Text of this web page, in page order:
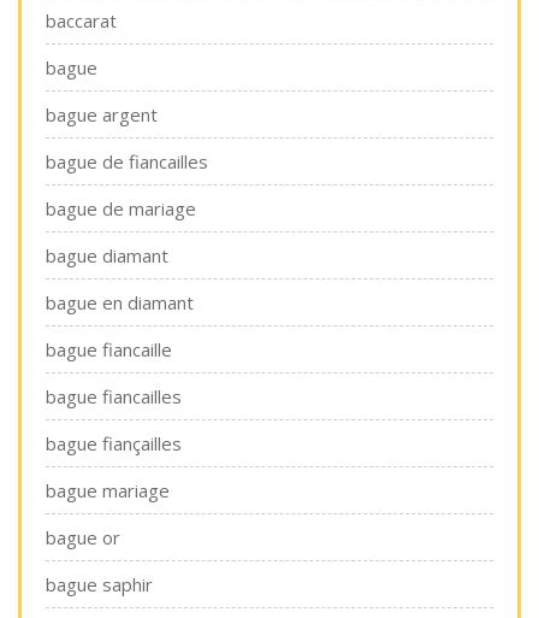
baccarat
bague
bague argent
bague de fiancailles
bague de mariage
bague diamant
bague en diamant
bague fiancaille
bague fiancailles
bague fiançailles
bague mariage
bague or
bague saphir